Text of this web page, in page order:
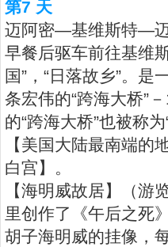
第7 天
迈阿密—基维斯特—
早餐后驱车前往基维
国”，“日落故乡”。
条宏伟的“跨海大桥”
的“跨海大桥”也被称为
【美国大陆最南端的
白宫】。
【海明威故居】（游
里创作了《午后之死
胡子海明威的挂像，